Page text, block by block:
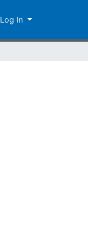
Log In